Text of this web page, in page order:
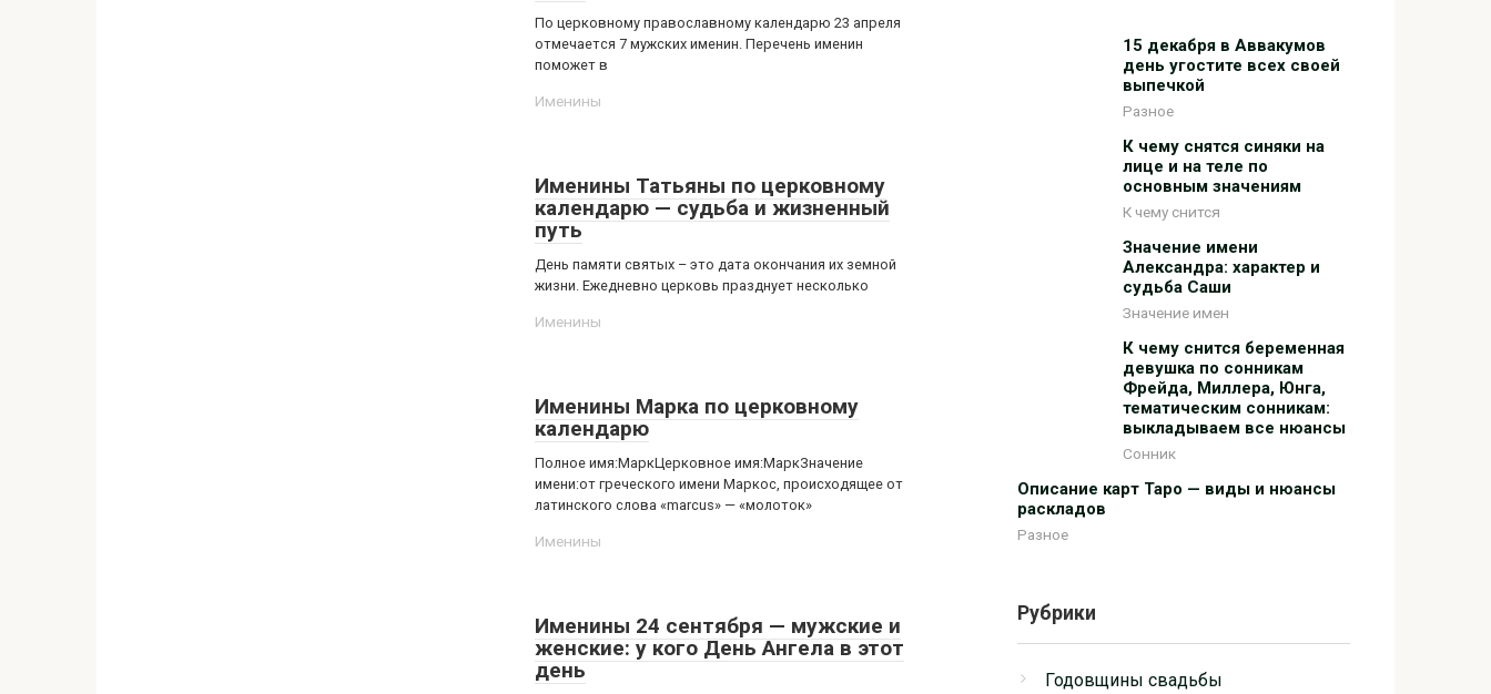
По церковному православному календарю 23 апреля
отмечается 7 мужских именин. Перечень именин
поможет в
Именины
Именины Татьяны по церковному
календарю — судьба и жизненный
путь
День памяти святых – это дата окончания их земной
жизни. Ежедневно церковь празднует несколько
Именины
Именины Марка по церковному
календарю
Полное имя:МаркЦерковное имя:МаркЗначение
имени:от греческого имени Маркос, происходящее от
латинского слова «marcus» — «молоток»
Именины
Именины 24 сентября — мужские и
женские: у кого День Ангела в этот
день
15 декабря в Аввакумов
день угостите всех своей
выпечкой
Разное
К чему снятся синяки на
лице и на теле по
основным значениям
К чему снится
Значение имени
Александра: характер и
судьба Саши
Значение имен
К чему снится беременная
девушка по сонникам
Фрейда, Миллера, Юнга,
тематическим сонникам:
выкладываем все нюансы
Сонник
Описание карт Таро — виды и нюансы
раскладов
Разное
Рубрики
Годовщины свадьбы